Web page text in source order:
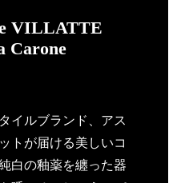
VILLATTE
Carone
イルブランド、アス
トが届ける美しいコ
白の釉薬を纏った器